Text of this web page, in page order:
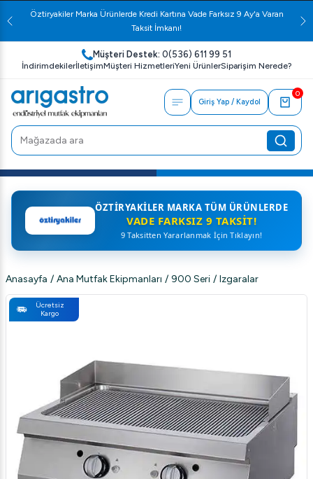
Öztiryakiler Marka Ürünlerde Kredi Kartına Vade Farksız 9 Ay'a Varan
Taksit İmkanı!
Müşteri Destek: 0(536) 611 99 51
İndirimdekilerİletişimMüşteri HizmetleriYeni ÜrünlerSiparişim Nerede?
Giriş Yap / Kaydol
0
ÖZTIRYAKILER MARKA TÜM ÜRÜNLERDE
VADE FARKSIZ 9 TAKSIT!
9 Taksitten Yararlanmak İçin Tıklayın!
Anasayfa / Ana Mutfak Ekipmanları / 900 Seri / Izgaralar
Ücretsiz
Kargo